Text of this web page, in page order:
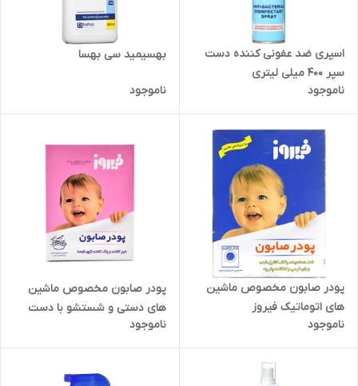
اسپری ضد عفونی کننده دست
سپر 400 میلی لیتری
ناموجود
بهسیمید سی بهسا
ناموجود
پودر صابون مخصوص ماشین
های اتوماتیک فیروز
ناموجود
پودر صابون مخصوص ماشین
های دستی و شستشو با دست
فیروز
ناموجود